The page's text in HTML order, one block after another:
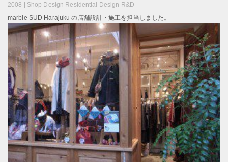
2008 | Shop Design Residential Design R&D
marble SUD Harajuku の店舗設計・施工を担当しました。